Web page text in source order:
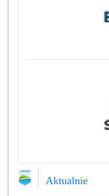
Aktualnie